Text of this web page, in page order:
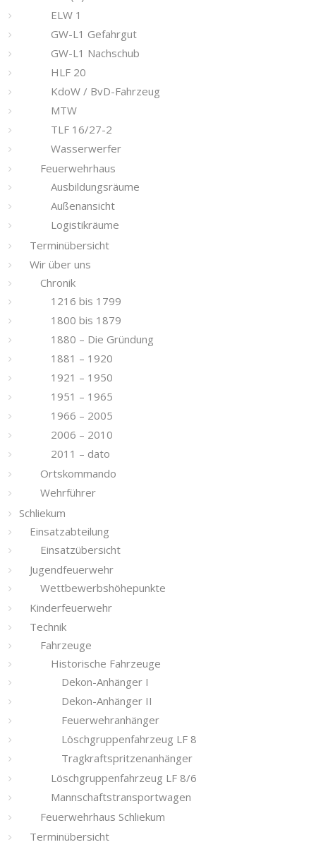
ELW 1
GW-L1 Gefahrgut
GW-L1 Nachschub
HLF 20
KdoW / BvD-Fahrzeug
MTW
TLF 16/27-2
Wasserwerfer
Feuerwehrhaus
Ausbildungsräume
Außenansicht
Logistikräume
Terminübersicht
Wir über uns
Chronik
1216 bis 1799
1800 bis 1879
1880 – Die Gründung
1881 – 1920
1921 – 1950
1951 – 1965
1966 – 2005
2006 – 2010
2011 – dato
Ortskommando
Wehrführer
Schliekum
Einsatzabteilung
Einsatzübersicht
Jugendfeuerwehr
Wettbewerbshöhepunkte
Kinderfeuerwehr
Technik
Fahrzeuge
Historische Fahrzeuge
Dekon-Anhänger I
Dekon-Anhänger II
Feuerwehranhänger
Löschgruppenfahrzeug LF 8
Tragkraftspritzenanhänger
Löschgruppenfahrzeug LF 8/6
Mannschaftstransportwagen
Feuerwehrhaus Schliekum
Terminübersicht